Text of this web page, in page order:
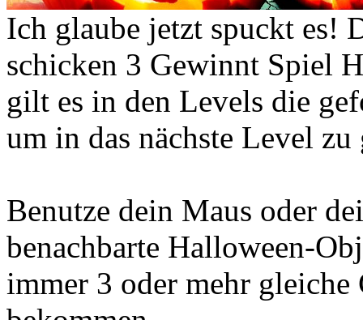
Ich glaube jetzt spuckt es!
schicken 3 Gewinnt Spiel
gilt es in den Levels die
um in das nächste Level zu
Benutze dein Maus oder
benachbarte Halloween-
immer 3 oder mehr gleiche